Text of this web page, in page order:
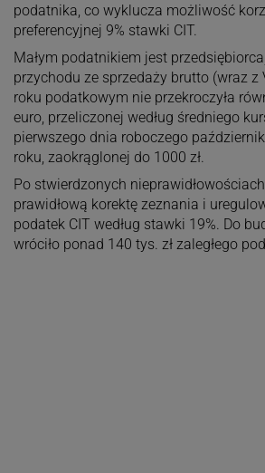
podatnika, co wyklucza możliwość
preferencyjnej 9% stawki CIT.
Małym podatnikiem jest
przychodu ze sprzedaży brutto (wraz z
roku podatkowym nie przekroczyła
euro, przeliczonej według średniego
pierwszego dnia roboczego
roku, zaokrąglonej do 1000 zł.
Po stwierdzonych nieprawidłowościach
prawidłową korektę zeznania i
podatek CIT według stawki 19%. Do
wróciło ponad 140 tys. zł zaległego